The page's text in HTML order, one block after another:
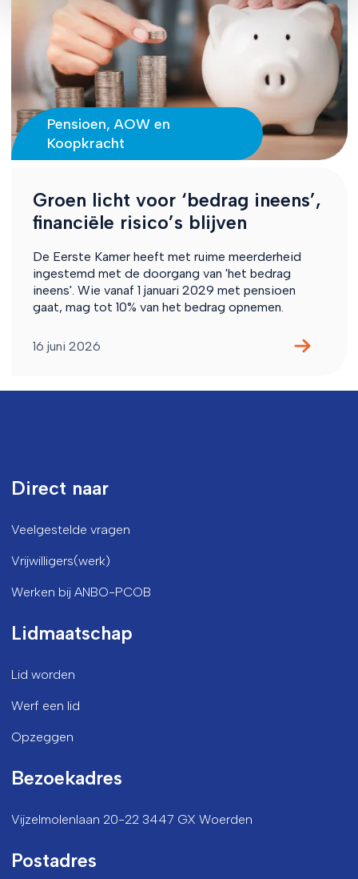
Pensioen, AOW en
Koopkracht
Groen licht voor ‘bedrag ineens’,
financiële risico’s blijven
De Eerste Kamer heeft met ruime meerderheid
ingestemd met de doorgang van 'het bedrag
ineens'. Wie vanaf 1 januari 2029 met pensioen
gaat, mag tot 10% van het bedrag opnemen.
16 juni 2026
Direct naar
Veelgestelde vragen
Vrijwilligers(werk)
Werken bij ANBO-PCOB
Lidmaatschap
Lid worden
Werf een lid
Opzeggen
Bezoekadres
Vijzelmolenlaan 20-22 3447 GX Woerden
Postadres